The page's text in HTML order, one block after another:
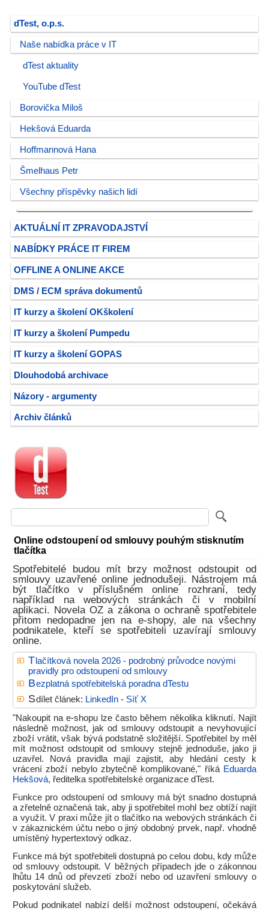
dTest, o.p.s.
Naše nabídka práce v IT
dTest aktuality
YouTube dTest
Borovička Miloš
Hekšová Eduarda
Hoffmannová Hana
Šmelhaus Petr
Všechny příspěvky našich lidí
AKTUÁLNÍ IT ZPRAVODAJSTVÍ
NABÍDKY PRÁCE IT FIREM
OFFLINE A ONLINE AKCE
DMS / ECM správa dokumentů
IT kurzy a školení OKškolení
IT kurzy a školení Pumpedu
IT kurzy a školení GOPAS
Dlouhodobá archivace
Názory - argumenty
Archiv článků
Online odstoupení od smlouvy pouhým stisknutím
tlačítka
Spotřebitelé budou mít brzy možnost odstoupit od
smlouvy uzavřené online jednodušeji. Nástrojem má
být tlačítko v příslušném online rozhraní, tedy
například na webových stránkách či v mobilní
aplikaci. Novela OZ a zákona o ochraně spotřebitele
přitom nedopadne jen na e-shopy, ale na všechny
podnikatele, kteří se spotřebiteli uzavírají smlouvy
online.
T lačítková novela 2026 - podrobný průvodce novými
pravidly pro odstoupení od smlouvy
Bezplatná spotřebitelská poradna dTestu
Sdílet článek: LinkedIn- Síť X
"Nakoupit na e-shopu lze často během několika kliknutí. Najít
následně možnost, jak od smlouvy odstoupit a nevyhovující
zboží vrátit, však bývá podstatně složitější. Spotřebitel by měl
mít možnost odstoupit od smlouvy stejně jednoduše, jako ji
uzavřel. Nová pravidla mají zajistit, aby hledání cesty k
vrácení zboží nebylo zbytečně komplikované," říká Eduarda
Hekšová, ředitelka spotřebitelské organizace dTest.
Funkce pro odstoupení od smlouvy má být snadno dostupná
a zřetelně označená tak, aby ji spotřebitel mohl bez obtíží najít
a využít. V praxi může jít o tlačítko na webových stránkách či
v zákaznickém účtu nebo o jiný obdobný prvek, např. vhodně
umístěný hypertextový odkaz.
Funkce má být spotřebiteli dostupná po celou dobu, kdy může
od smlouvy odstoupit. V běžných případech jde o zákonnou
lhůtu 14 dnů od převzetí zboží nebo od uzavření smlouvy o
poskytování služeb.
Pokud podnikatel nabízí delší možnost odstoupení, očekává